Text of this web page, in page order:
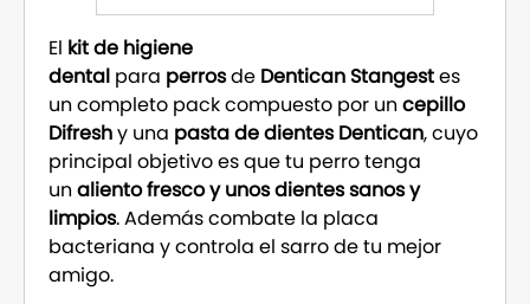
El kit de higiene
dental para perrosde Dentican Stangestes
un completo pack compuesto por uncepillo
Difreshy una pasta de dientes Dentican, cuyo
principal objetivo es que tu perro tenga
unaliento fresco y unos dientes sanos y
limpios. Además combate la placa
bacteriana y controla el sarro de tu mejor
amigo.